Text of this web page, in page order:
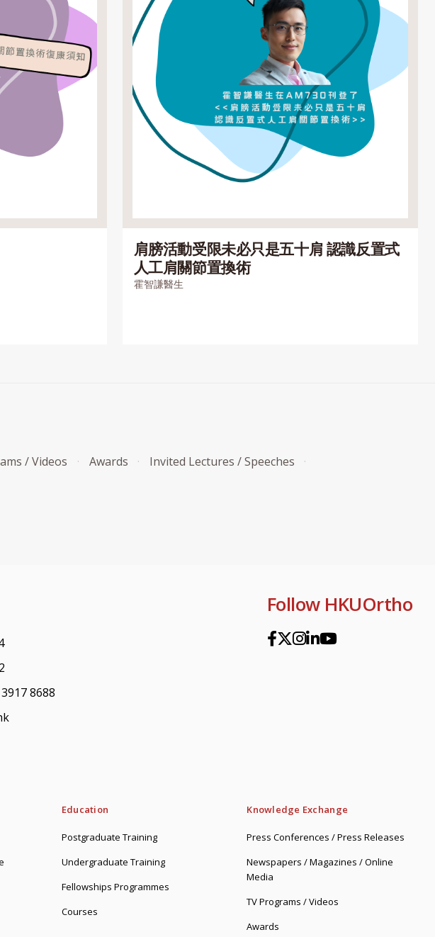
肩膀活動受限未必只是五十肩 認識反置式
人工肩關節置換術
霍智謙醫生
/ Videos Awards
Invited Lectures / Speeches
8688
Follow HKUOrtho
Education
Postgraduate Training
Undergraduate Training
Fellowships Programmes
Courses
Knowledge Exchange
Press Conferences / Press Releases
Newspapers / Magazines / Online
Media
TV Programs / Videos
Awards